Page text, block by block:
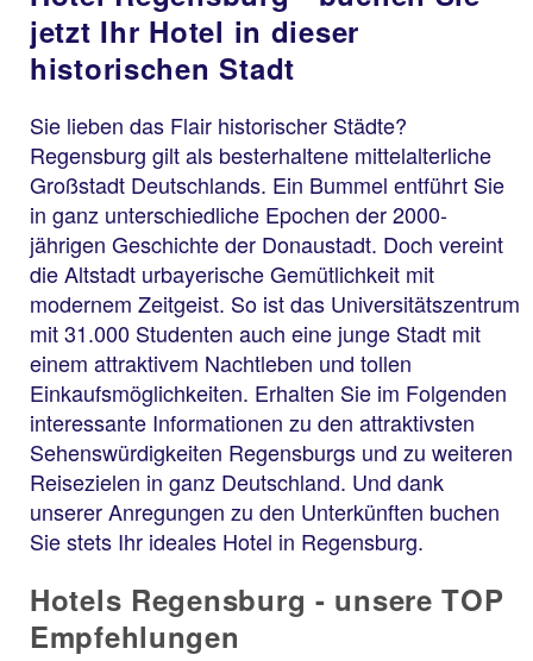
jetzt Ihr Hotel in dieser
historischen Stadt
Sie lieben das Flair historischer Städte?
Regensburg gilt als besterhaltene mittelalterliche
Großstadt Deutschlands. Ein Bummel entführt Sie
in ganz unterschiedliche Epochen der 2000-
jährigen Geschichte der Donaustadt. Doch vereint
die Altstadt urbayerische Gemütlichkeit mit
modernem Zeitgeist. So ist das Universitätszentrum
mit 31.000 Studenten auch eine junge Stadt mit
einem attraktivem Nachtleben und tollen
Einkaufsmöglichkeiten. Erhalten Sie im Folgenden
interessante Informationen zu den attraktivsten
Sehenswürdigkeiten Regensburgs und zu weiteren
Reisezielen in ganz Deutschland. Und dank
unserer Anregungen zu den Unterkünften buchen
Sie stets Ihr ideales Hotel in Regensburg.
Hotels Regensburg - unsere TOP
Empfehlungen